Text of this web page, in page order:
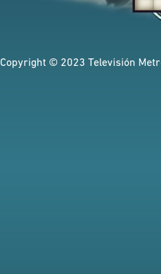
Copyright © 2023 Televisión